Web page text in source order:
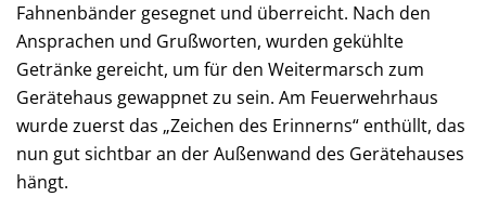
Fahnenbänder gesegnet und überreicht. Nach den
Ansprachen und Grußworten, wurden gekühlte
Getränke gereicht, um für den Weitermarsch zum
Gerätehaus gewappnet zu sein. Am Feuerwehrhaus
wurde zuerst das „Zeichen des Erinnerns“ enthüllt, das
nun gut sichtbar an der Außenwand des Gerätehauses
hängt.